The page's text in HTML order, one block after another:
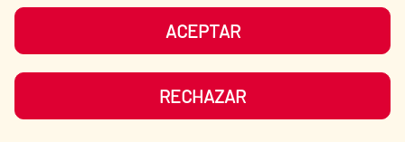
Cooperación Española |
LEER MÁS
ACEPTAR
RECHAZAR